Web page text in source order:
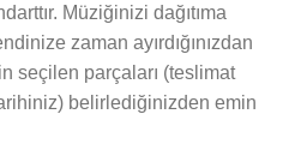
Müziğinizi dağıtıma
zaman ayırdığınızdan
seçilen parçaları (teslimat
belirlediğinizden emin